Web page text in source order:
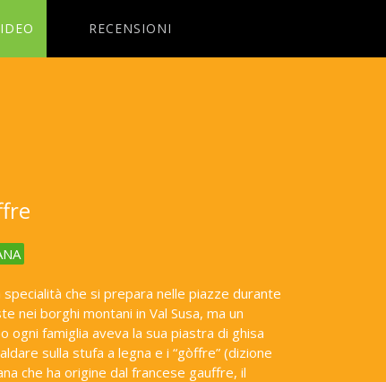
RECENSIONI
specialità che si prepara nelle piazze durante
nei borghi montani in Val Susa, ma un
ogni famiglia aveva la sua piastra di ghisa
sulla stufa a legna e i “gòffre” (dizione
che ha origine dal francese gauffre, il